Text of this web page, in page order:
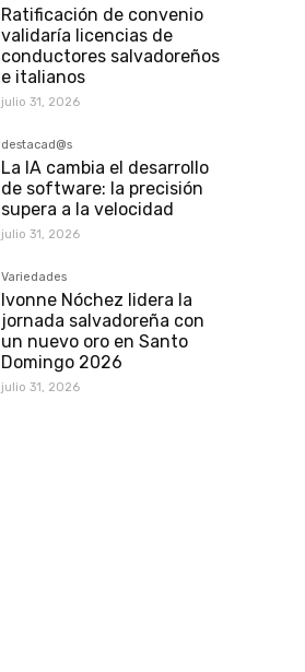
Ratificación de convenio
validaría licencias de
conductores salvadoreños
e italianos
julio 31, 2026
destacad@s
La IA cambia el desarrollo
de software: la precisión
supera a la velocidad
julio 31, 2026
Variedades
Ivonne Nóchez lidera la
jornada salvadoreña con
un nuevo oro en Santo
Domingo 2026
julio 31, 2026